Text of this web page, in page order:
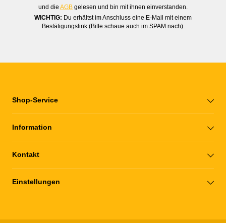
und die AGB gelesen und bin mit ihnen einverstanden.
WICHTIG: Du erhältst im Anschluss eine E-Mail mit einem
Bestätigungslink (Bitte schaue auch im SPAM nach).
Shop-Service
Information
Kontakt
Einstellungen